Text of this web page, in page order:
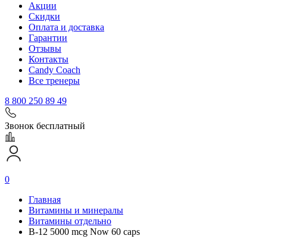
Акции
Скидки
Оплата и доставка
Гарантии
Отзывы
Контакты
Candy Coach
Все тренеры
8 800 250 89 49
Звонок бесплатный
0
Главная
Витамины и минералы
Витамины отдельно
B-12 5000 mcg Now 60 caps